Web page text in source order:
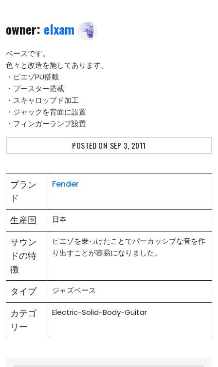
owner: elxam
ベースです。
色々と改造を施してあります。
・ピエゾPU搭載
・ブースター搭載
・スキャロップド加工
・ジャックを背面に設置
・フィンガーランプ設置
POSTED ON SEP 3, 2011
ブラン
ド
Fender
生産国 日本
サウン
ドの特
徴
ピエゾを乗っけたことでパーカッシブな音を作
り出すことが容易になりました。
タイプ ジャズベース
カテゴ
リー
Electric-Solid-Body-Guitar